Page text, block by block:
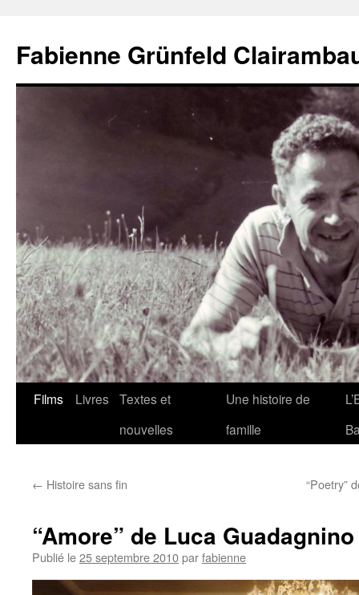
contenu
Fabienne Grünfeld
Films Livres
Textes et
nouvelles
Une histoire de
famille
← Histoire sans fin “Poetry”
“Amore” de Luca Guadagnino
Publié le25 septembre 2010parfabienne